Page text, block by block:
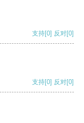
支持[0] 反对[0]
支持[0] 反对[0]